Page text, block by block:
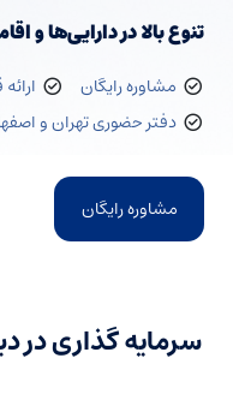
تنوع بالا در دارایی‌ها و
مشاوره رایگان
دفتر حضوری تهران و
مشاوره رایگان
سرمایه گذاری در